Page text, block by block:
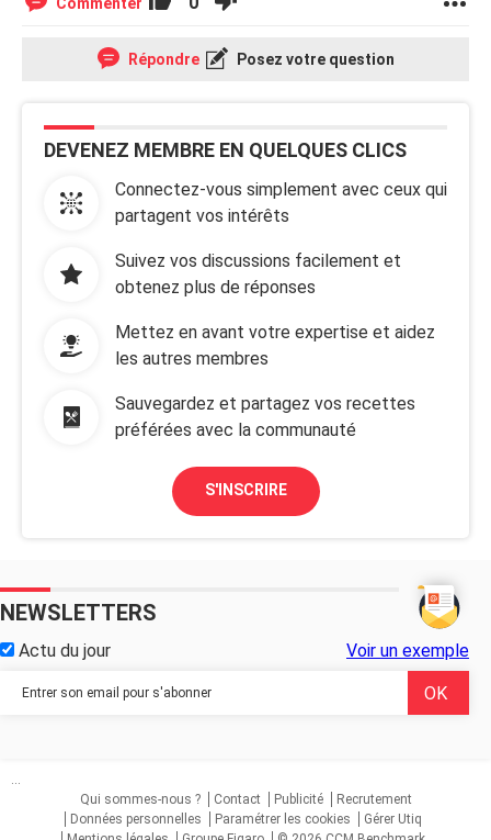
Répondre Posez votre question
DEVENEZ MEMBRE EN QUELQUES CLICS
Connectez-vous simplement avec ceux qui
partagent vos intérêts
Suivez vos discussions facilement et
obtenez plus de réponses
Mettez en avant votre expertise et aidez
les autres membres
Sauvegardez et partagez vos recettes
préférées avec la communauté
S'INSCRIRE
NEWSLETTERS
Actu du jour Voir un exemple
...
Qui sommes-nous ?
Contact Publicité
Recrutement
Données personnelles
Paramétrer les cookies
Gérer Utiq